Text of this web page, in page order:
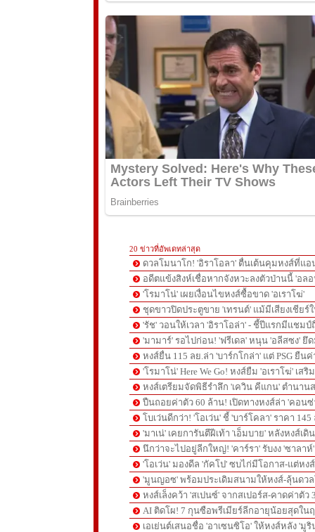
20 ข่าวที่อัพเดทล่าสุด
ดวลโมนาโก! 'อิราโอลา' ตื่นเต้นคุมหงส์ที่แ
อดีตแข้งสิงห์เชื่อหากจังหวะลงตัวป่านนี้ 'อล
'โรมาโน่' เผยเงื่อนไขหงส์ซื้อขาด 'อเราโฆ่'
ชุดขาวปิดประตูขาย 'เทรนต์' แม้มีเสียงเชียร์
'รัช' วอนให้เวลา 'อิราโอล่า' - ชี้ปีแรกมีแชมป์
'มามาร์' รอไปก่อน! 'ฟรีเดล' หนุน 'อลีสซง' ยึ
หงส์ยื่น 115 ลย.ล่า 'บาร์กโกล่า' แต่ PSG ยืนค่
'โรมาโน่' Here We Go! หงส์ยืม 'อเราโฆ่' เสริ
หงส์เตรียมจัดพิธีรำลึก 'เควิน คีแกน' ตำนาน
ปืนถอยค่าตัว 60 ล้าน! เปิดทางหงส์ล่า 'คอนซ่
โบเว่นดีกว่า! 'โอเว่น' ชี้ 'บาร์โคลา' ราคา
'มาเน่' เคยการันตีฝีเท้า 'เอ็มบาย' หลังหงส์เดิ
นึกว่าจะไปอยู่ลีกใหญ่! 'คาร์รา' รับงง 'ซาลา
'โอเว่น' มองดีล 'กัคโป' ซบไก่มีโอกาส-แต่ห
'มูนญอซ' พร้อมประเดิมสนามให้หงส์-ลุ้นดว
หงส์เล็งคว้า 'สเปนซ์' จากสเปอร์ส-คาดค่าตัว
AI ติดโผ! 7 กุนซือพรีเมียร์ลีกอายุน้อยสุดใน
เอเย่นต์เสนอชื่อ 'อาเซนซิโอ' ให้หงส์หลัง 'มู